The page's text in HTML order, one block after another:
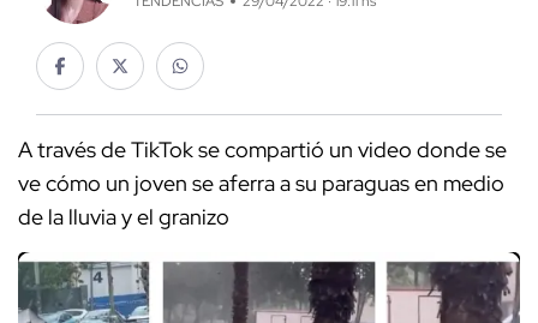
A través de TikTok se compartió un video donde se
ve cómo un joven se aferra a su paraguas en medio
de la lluvia y el granizo